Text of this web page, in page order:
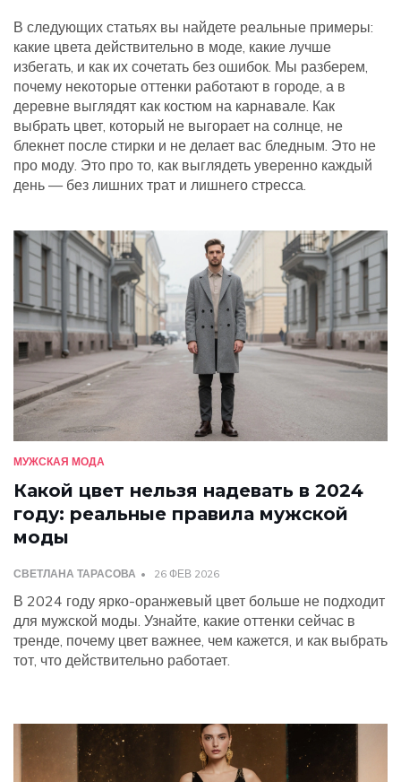
В следующих статьях вы найдете реальные примеры:
какие цвета действительно в моде, какие лучше
избегать, и как их сочетать без ошибок. Мы разберем,
почему некоторые оттенки работают в городе, а в
деревне выглядят как костюм на карнавале. Как
выбрать цвет, который не выгорает на солнце, не
блекнет после стирки и не делает вас бледным. Это не
про моду. Это про то, как выглядеть уверенно каждый
день — без лишних трат и лишнего стресса.
МУЖСКАЯ МОДА
Какой цвет нельзя надевать в 2024
году: реальные правила мужской
моды
СВЕТЛАНА ТАРАСОВА 26 ФЕВ 2026
В 2024 году ярко-оранжевый цвет больше не подходит
для мужской моды. Узнайте, какие оттенки сейчас в
тренде, почему цвет важнее, чем кажется, и как выбрать
тот, что действительно работает.